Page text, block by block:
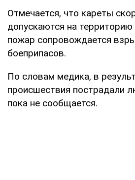
Отмечается, что кареты
допускаются на территорию
пожар сопровождается
боеприпасов.
По словам медика, в
происшествия пострадали
пока не сообщается.